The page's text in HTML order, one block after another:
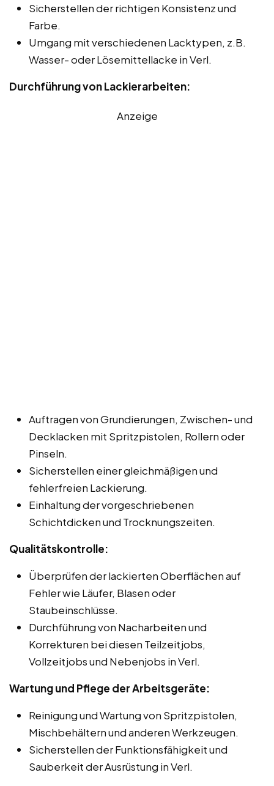
Sicherstellen der richtigen Konsistenz und
Farbe.
Umgang mit verschiedenen Lacktypen, z.B.
Wasser- oder Lösemittellacke in Verl.
Durchführung von Lackierarbeiten:
Anzeige
Auftragen von Grundierungen, Zwischen- und
Decklacken mit Spritzpistolen, Rollern oder
Pinseln.
Sicherstellen einer gleichmäßigen und
fehlerfreien Lackierung.
Einhaltung der vorgeschriebenen
Schichtdicken und Trocknungszeiten.
Qualitätskontrolle:
Überprüfen der lackierten Oberflächen auf
Fehler wie Läufer, Blasen oder
Staubeinschlüsse.
Durchführung von Nacharbeiten und
Korrekturen bei diesen Teilzeitjobs,
Vollzeitjobs und Nebenjobs in Verl.
Wartung und Pflege der Arbeitsgeräte:
Reinigung und Wartung von Spritzpistolen,
Mischbehältern und anderen Werkzeugen.
Sicherstellen der Funktionsfähigkeit und
Sauberkeit der Ausrüstung in Verl.